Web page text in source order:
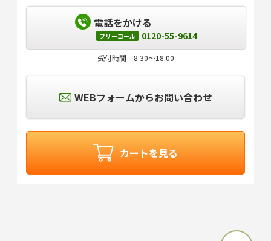
WEBフォームからお問い合わせ
電話をかける
フリーコール 0120-55-9614
受付時間 8:30～18:00
カートを見る